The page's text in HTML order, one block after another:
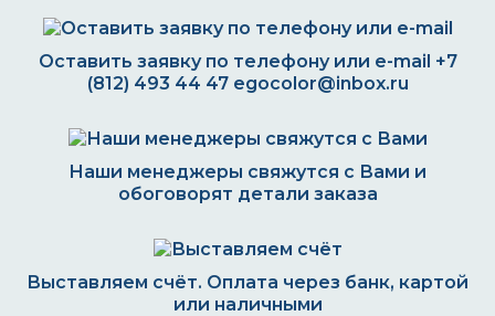
Оставить заявку по телефону или e-mail +7
(812) 493 44 47 egocolor@inbox.ru
Наши менеджеры свяжутся с Вами и
обоговорят детали заказа
Выставляем счёт. Оплата через банк, картой
или наличными